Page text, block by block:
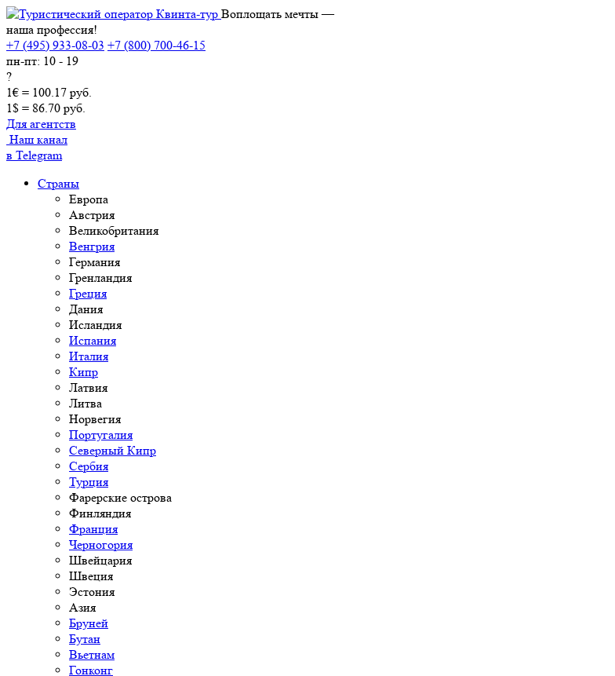
Воплощать мечты —
наша профессия!
+7 (495) 933-08-03 +7 (800) 700-46-15
пн-пт: 10 - 19
?
1€ = 100.17 руб.
1$ = 86.70 руб.
Для агентств
Наш канал
в Telegram
Страны
Европа
Австрия
Великобритания
Венгрия
Германия
Гренландия
Греция
Дания
Исландия
Испания
Италия
Кипр
Латвия
Литва
Норвегия
Португалия
Северный Кипр
Сербия
Турция
Фарерские острова
Финляндия
Франция
Черногория
Швейцария
Швеция
Эстония
Азия
Бруней
Бутан
Вьетнам
Гонконг